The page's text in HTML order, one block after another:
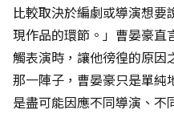
比較取決於編劇或導演想要
現作品的環節。」曹晏豪直
觸表演時，讓他徬徨的原因
那一陣子，曹晏豪只是單純
是盡可能因應不同導演、不